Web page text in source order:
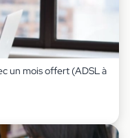
un mois offert (ADSL à